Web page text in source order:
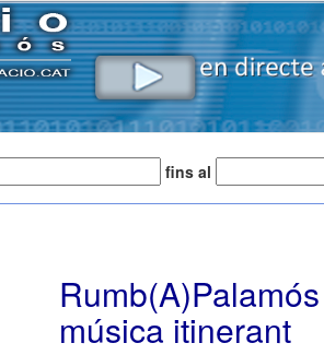
fins al
música itinerant